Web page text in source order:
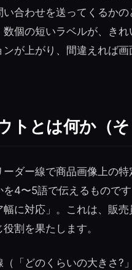
合わせを送ってくるか
数個の短いラベルが、き
が上がり、間違えれば
トとは何か（そ
ダー線で商品画像上の
4〜5語で伝えるもので
に対応」。これは、販
割を果たします。
「どのくらいの大きさ?